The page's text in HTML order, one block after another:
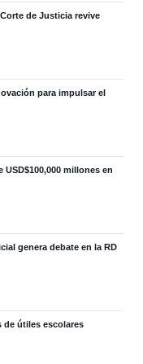
de Justicia revive
para impulsar el
USD$100,000 millones en
genera debate en la RD
de útiles escolares